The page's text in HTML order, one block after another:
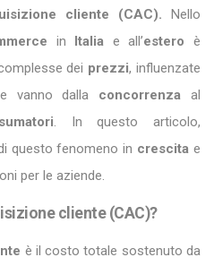
cliente (CAC). Nello
in Italia e all’estero è
dei prezzi, influenzate
vanno dalla concorrenzaal
. In questo articolo,
questo fenomeno in crescita e
per le aziende.
cliente (CAC)?
è il costo totale sostenuto da